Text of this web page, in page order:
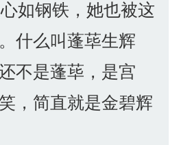
如钢铁，她也被这
什么叫蓬荜生辉
不是蓬荜，是宫
，简直就是金碧辉